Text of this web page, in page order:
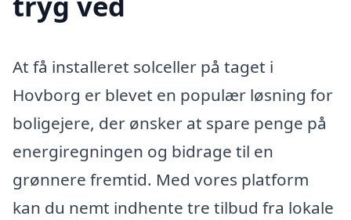
At få installeret solceller på taget i
Hovborg er blevet en populær løsning for
boligejere, der ønsker at spare penge på
energiregningen og bidrage til en
grønnere fremtid. Med vores platform
kan du nemt indhente tre tilbud fra lokale